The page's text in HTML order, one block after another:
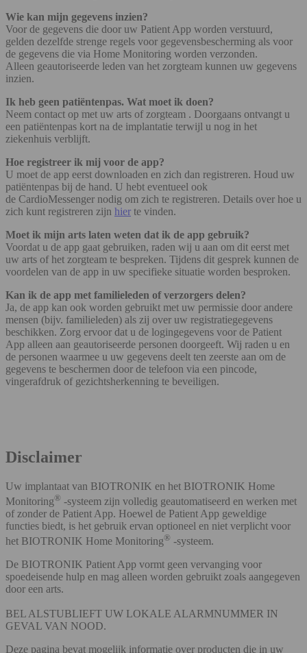
Wie kan mijn gegevens inzien?
Voor de gegevens die door uw Patient App worden verstuurd,
gelden dezelfde strenge regels voor gegevensbescherming als voor
de gegevens die via Home Monitoring worden verzonden.
Alleen geautoriseerde leden van het zorgteam kunnen uw gegevens
inzien.
Ik heb geen patiëntenpas. Wat moet ik doen?
Neem contact op met uw arts of zorgteam . Doorgaans ontvangt u
een patiëntenpas kort na de implantatie terwijl u nog in het
ziekenhuis verblijft.
Hoe registreer ik mij voor de app?
U moet de app eerst downloaden en zich dan registreren. Houd uw
patiëntenpas bij de hand. U hebt eventueel ook
de CardioMessenger nodig om zich te registreren. Details over hoe u
zich kunt registreren zijn hier te vinden.
Moet ik mijn arts laten weten dat ik de app gebruik?
Voordat u de app gaat gebruiken, raden wij u aan om dit eerst met
uw arts of het zorgteam te bespreken. Tijdens dit gesprek kunnen de
voordelen van de app in uw specifieke situatie worden besproken.
Kan ik de app met familieleden of verzorgers delen?
Ja, de app kan ook worden gebruikt met uw permissie door andere
mensen (bijv. familieleden) als zij over uw registratiegegevens
beschikken. Zorg ervoor dat u de logingegevens voor de Patient
App alleen aan geautoriseerde personen doorgeeft. Wij raden u en
de personen waarmee u uw gegevens deelt ten zeerste aan om de
gegevens te beschermen door de telefoon via een pincode,
vingerafdruk of gezichtsherkenning te beveiligen.
Disclaimer
Uw implantaat van BIOTRONIK en het BIOTRONIK Home
Monitoring® -systeem zijn volledig geautomatiseerd en werken met
of zonder de Patient App. Hoewel de Patient App geweldige
functies biedt, is het gebruik ervan optioneel en niet verplicht voor
het BIOTRONIK Home Monitoring® -systeem.
De BIOTRONIK Patient App vormt geen vervanging voor
spoedeisende hulp en mag alleen worden gebruikt zoals aangegeven
door een arts.
BEL ALSTUBLIEFT UW LOKALE ALARMNUMMER IN
GEVAL VAN NOOD.
Deze pagina bevat mogelijk informatie over producten die in uw